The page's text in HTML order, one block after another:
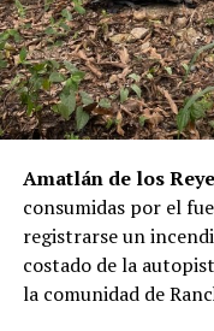
El caso evidenció
corporación
autoridades
reforzamiento de las
públicos
La sentencia
derivados de aquel
responsabilidad
relacionados con la
Amatlán de los
consumidas por el
registrarse un
costado de la
la comunidad de